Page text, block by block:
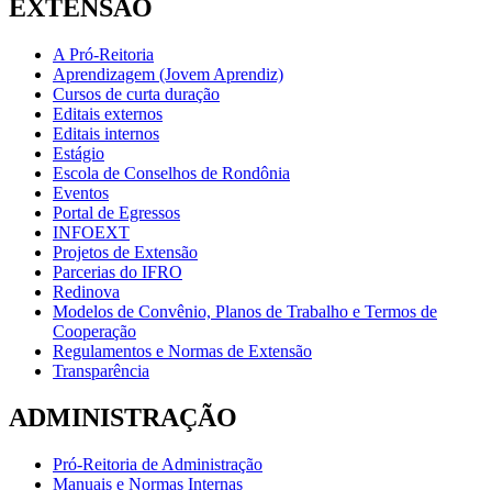
EXTENSÃO
A Pró-Reitoria
Aprendizagem (Jovem Aprendiz)
Cursos de curta duração
Editais externos
Editais internos
Estágio
Escola de Conselhos de Rondônia
Eventos
Portal de Egressos
INFOEXT
Projetos de Extensão
Parcerias do IFRO
Redinova
Modelos de Convênio, Planos de Trabalho e Termos de
Cooperação
Regulamentos e Normas de Extensão
Transparência
ADMINISTRAÇÃO
Pró-Reitoria de Administração
Manuais e Normas Internas